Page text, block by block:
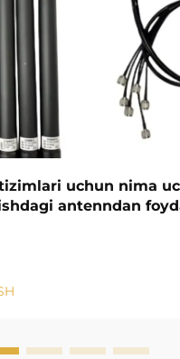
uchun nima
antenndan